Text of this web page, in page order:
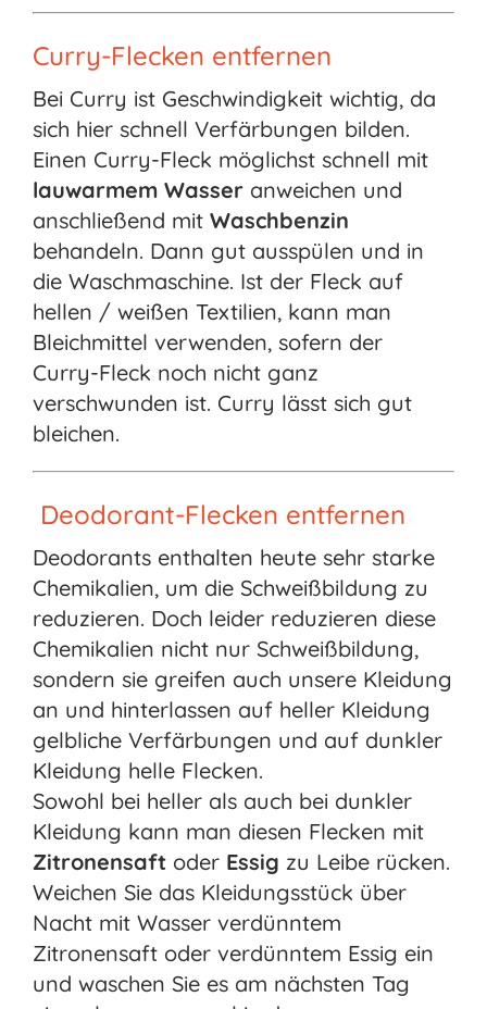
Curry-Flecken entfernen
Bei Curry ist Geschwindigkeit wichtig, da
sich hier schnell Verfärbungen bilden.
Einen Curry-Fleck möglichst schnell mit
lauwarmem Wasseranweichen und
anschließend mit Waschbenzin
behandeln. Dann gut ausspülen und in
die Waschmaschine. Ist der Fleck auf
hellen / weißen Textilien, kann man
Bleichmittel verwenden, sofern der
Curry-Fleck noch nicht ganz
verschwunden ist. Curry lässt sich gut
bleichen.
Deodorant-Flecken entfernen
Deodorants enthalten heute sehr starke
Chemikalien, um die Schweißbildung zu
reduzieren. Doch leider reduzieren diese
Chemikalien nicht nur Schweißbildung,
sondern sie greifen auch unsere Kleidung
an und hinterlassen auf heller Kleidung
gelbliche Verfärbungen und auf dunkler
Kleidung helle Flecken.
Sowohl bei heller als auch bei dunkler
Kleidung kann man diesen Flecken mit
Zitronensaftoder Essig zu Leibe rücken.
Weichen Sie das Kleidungsstück über
Nacht mit Wasser verdünntem
Zitronensaft oder verdünntem Essig ein
und waschen Sie es am nächsten Tag